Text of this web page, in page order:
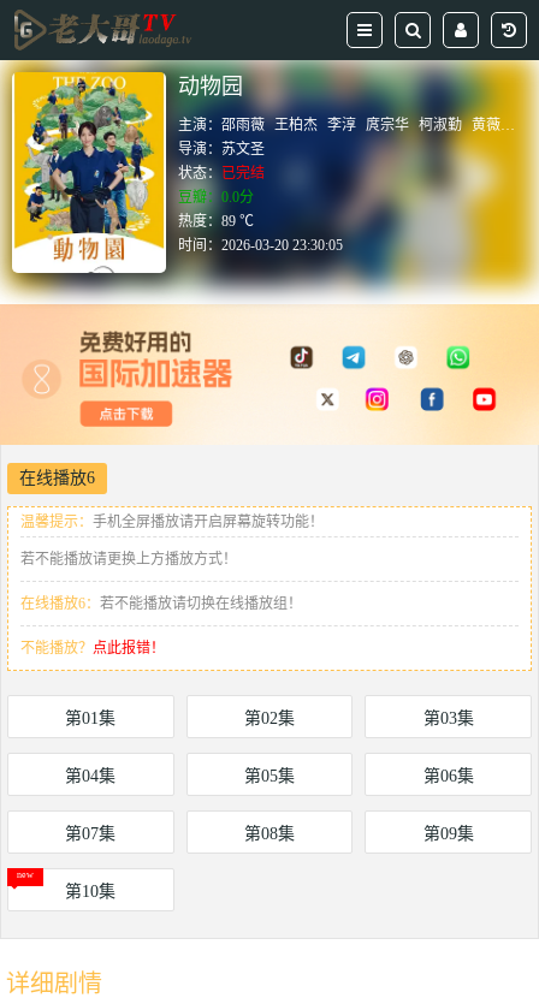
动物园
主演：邵雨薇 王柏杰 李淳 庹宗华 柯淑勤 黄薇渟
导演： 苏文圣
状态： 已完结
豆瓣：0.0分
热度：89 ℃
时间：2026-03-20 23:30:05
在线播放6
温馨提示： 手机全屏播放请开启屏幕旋转功能！
若不能播放请更换上方播放方式！
在线播放6： 若不能播放请切换在线播放组！
不能播放？ 点此报错！
第01集 第02集 第03集
第04集 第05集 第06集
第07集 第08集 第09集
第10集
详细剧情